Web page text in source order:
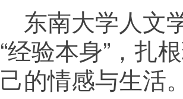
南大学人文学
经验本身”，扎
的情感与生活